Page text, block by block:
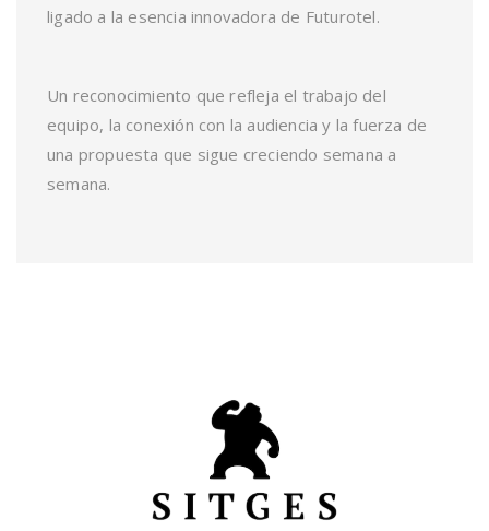
ligado a la esencia innovadora de Futurotel.
Un reconocimiento que refleja el trabajo del
equipo, la conexión con la audiencia y la fuerza de
una propuesta que sigue creciendo semana a
semana.